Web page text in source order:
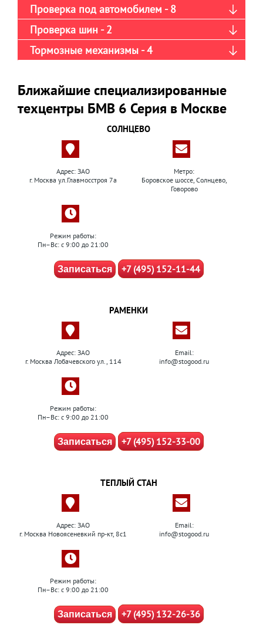
Проверка под автомобилем - 8
Проверка шин - 2
Тормозные механизмы - 4
Ближайшие специализированные
техцентры БМВ 6 Серия в Москве
СОЛНЦЕВО
Адрес: ЗАО
г. Москва ул.Главмосстроя 7а
Метро:
Боровское шоссе, Солнцево,
Говорово
Режим работы:
Пн–Вс: с 9:00 до 21:00
Записаться +7 (495) 152-11-44
РАМЕНКИ
Адрес: ЗАО
г. Москва Лобачевского ул., 114
Email:
info@stogood.ru
Режим работы:
Пн–Вс: с 9:00 до 21:00
Записаться +7 (495) 152-33-00
ТЕПЛЫЙ СТАН
Адрес: ЗАО
г. Москва Новоясеневкий пр-кт, 8с1
Email:
info@stogood.ru
Режим работы:
Пн–Вс: с 9:00 до 21:00
Записаться +7 (495) 132-26-36